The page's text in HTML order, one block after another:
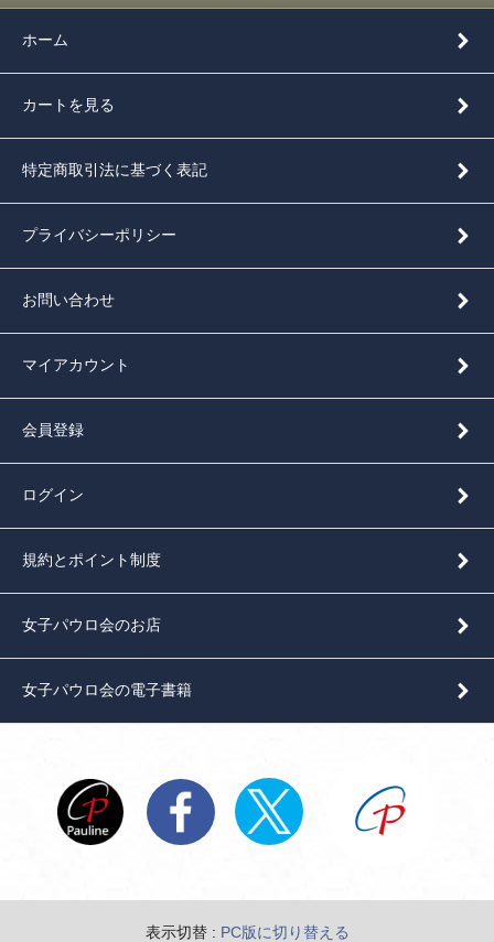
ホーム
カートを見る
特定商取引法に基づく表記
プライバシーポリシー
お問い合わせ
マイアカウント
会員登録
ログイン
規約とポイント制度
女子パウロ会のお店
女子パウロ会の電子書籍
表示切替 : PC版に切り替える